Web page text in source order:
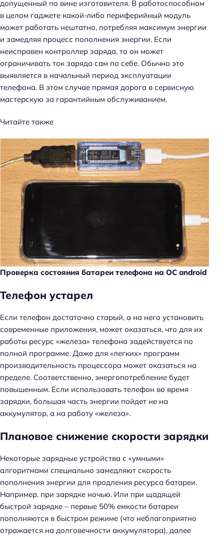
допущенный по вине изготовителя. В работоспособном
в целом гаджете какой-либо периферийный модуль
может работать нештатно, потребляя максимум энергии
и замедляя процесс пополнения энергии. Если
неисправен контроллер заряда, то он может
ограничивать ток заряда сам по себе. Обычно это
выявляется в начальный период эксплуатации
телефона. В этом случае прямая дорога в сервисную
мастерскую за гарантийным обслуживанием.
Читайте также
Проверка состояния батареи телефона на ОС android
Телефон устарел
Если телефон достаточно старый, а на него установить
современные приложения, может оказаться, что для их
работы ресурс «железа» телефона задействуется по
полной программе. Даже для «легких» программ
производительность процессора может оказаться на
пределе. Соответственно, энергопотребление будет
повышенным. Если использовать телефон во время
зарядки, большая часть энергии пойдет не на
аккумулятор, а на работу «железа».
Плановое снижение скорости зарядки
Некоторые зарядные устройства с «умными»
алгоритмами специально замедляют скорость
пополнения энергии для продления ресурса батареи.
Например, при зарядке ночью. Или при щадящей
быстрой зарядке – первые 50% емкости батареи
пополняются в быстром режиме (что неблагоприятно
отражается на долговечности аккумулятора), далее